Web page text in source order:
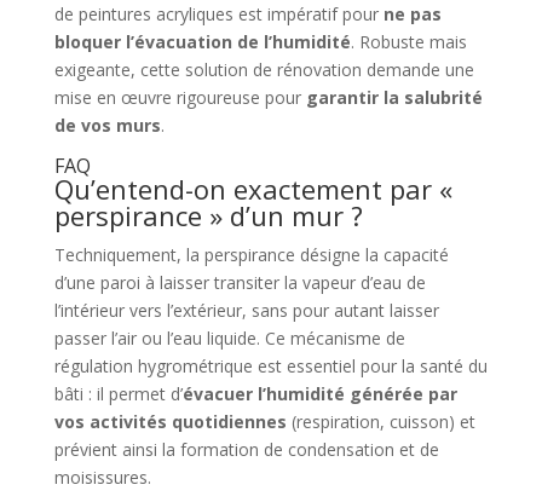
de peintures acryliques est impératif pour ne pas
bloquer l’évacuation de l’humidité. Robuste mais
exigeante, cette solution de rénovation demande une
mise en œuvre rigoureuse pour garantir la salubrité
de vos murs.
FAQ
Qu’entend-on exactement par «
perspirance » d’un mur ?
Techniquement, la perspirance désigne la capacité
d’une paroi à laisser transiter la vapeur d’eau de
l’intérieur vers l’extérieur, sans pour autant laisser
passer l’air ou l’eau liquide. Ce mécanisme de
régulation hygrométrique est essentiel pour la santé du
bâti : il permet d’évacuer l’humidité générée par
vos activités quotidiennes (respiration, cuisson) et
prévient ainsi la formation de condensation et de
moisissures.